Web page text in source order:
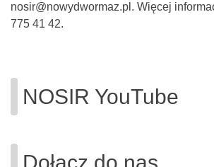
nosir@nowydwormaz.pl. Więcej
775 41 42.
NOSIR YouTube